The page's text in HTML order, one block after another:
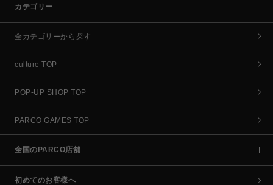
カテゴリー
全カテゴリーから探す
culture TOP
POP-UP SHOP TOP
PARCO GAMES TOP
全国のPARCO店舗
初めてのお客様へ